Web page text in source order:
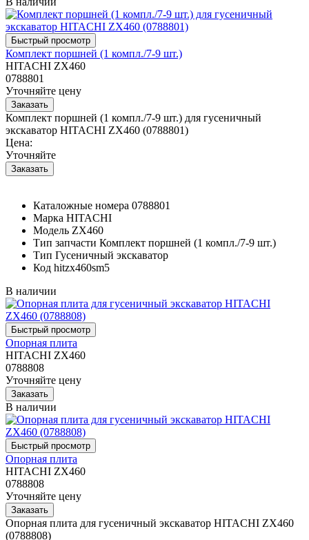
Комплект поршней (1 компл./7-9 шт.)
HITACHI ZX460
0788801
Уточняйте цену
Комплект поршней (1 компл./7-9 шт.) для гусеничный
экскаватор HITACHI ZX460 (0788801)
Цена:
Уточняйте
Каталожные номера 0788801
Марка HITACHI
Модель ZX460
Тип запчасти Комплект поршней (1 компл./7-9 шт.)
Тип Гусеничный экскаватор
Код hitzx460sm5
В наличии
Опорная плита
HITACHI ZX460
0788808
Уточняйте цену
В наличии
Опорная плита
HITACHI ZX460
0788808
Уточняйте цену
Опорная плита для гусеничный экскаватор HITACHI ZX460
(0788808)